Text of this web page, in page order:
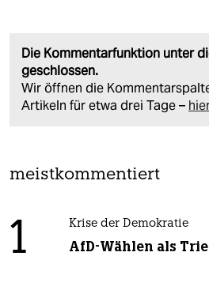
Die Kommentarfunktion unter
geschlossen.
Wir öffnen die
Artikeln für etwa drei Tage –
meistkommentiert
1 Krise der Demokratie
AfD-Wählen als